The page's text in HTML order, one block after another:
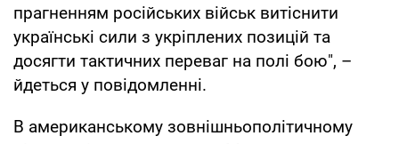
прагненням російських військ витіснити
українські сили з укріплених позицій та
досягти тактичних переваг на полі бою", –
йдеться у повідомленні.
В американському зовнішньополітичному